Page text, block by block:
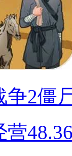
争2僵
营